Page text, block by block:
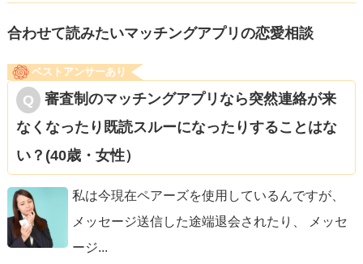
合わせて読みたいマッチングアプリの恋愛相談
ベストアンサーあり
審査制のマッチングアプリなら突然連絡が来
なくなったり既読スルーになったりすることはな
い？(40歳・女性）
私は今現在ペアーズを使用しているんですが、
メッセージ送信した途端退会されたり、 メッセ
ージ...